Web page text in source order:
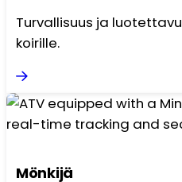
Turvallisuus ja
koirille.
Mönkijä